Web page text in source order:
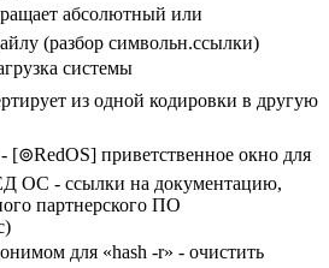
абсолютный или
(разбор символьн.ссылки)
системы
из одной кодировки в другую
[⊚RedOS] приветственное окно для
ОС - ссылки на документацию,
партнерского ПО
для «hash -r» - очистить